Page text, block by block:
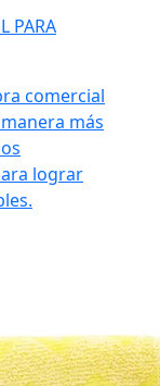
PARA
comercial
más
lograr